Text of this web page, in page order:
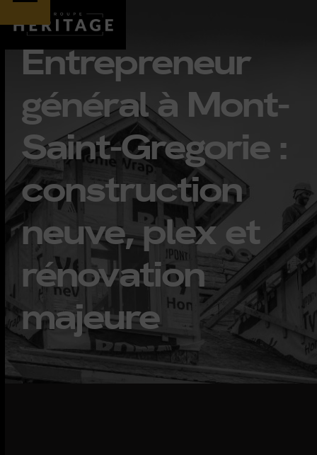
to
content
Open
mobile
menu
Close
mobile
menu
Entrepreneur
général à Mont-
Saint-Gregorie :
construction
neuve, plex et
rénovation
majeure